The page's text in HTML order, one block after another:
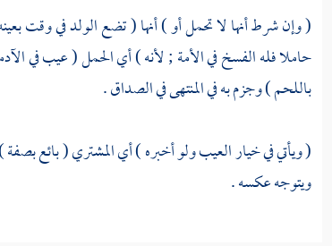
( وإن شرط أنها لا تحمل أو ) أنها ( تضع الولد في وقت
حاملا فله الفسخ في الأمة ; لأنه ) أي الحمل ( عيب في
باللحم ) وجزم به في المنتهى في الصداق .
( ويأتي في خيار العيب ولو أخبره ) أي المشتري ( بائع
ويتوجه عكسه .